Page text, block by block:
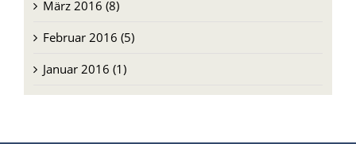
März 2016 (8)
Februar 2016 (5)
Januar 2016 (1)